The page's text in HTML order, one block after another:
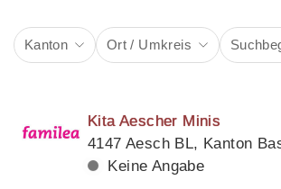
Kanton Ort / Umkreis
Kita Aescher Minis
4147 Aesch BL, Kanton
Keine Angabe